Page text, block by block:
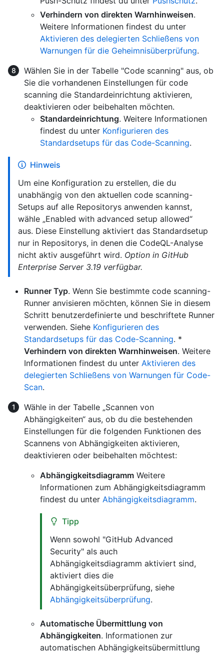
Verhindern von direkten Warnhinweisen.
Weitere Informationen findest du unter
Aktivieren des delegierten Schließens von
Warnungen für die Geheimnisüberprüfung.
Wählen Sie in der Tabelle "Code scanning" aus, ob
Sie die vorhandenen Einstellungen für code
scanning die Standardeinrichtung aktivieren,
deaktivieren oder beibehalten möchten.
Standardeinrichtung. Weitere Informationen
findest du unter Konfigurieren des
Standardsetups für das Code-Scanning.
Hinweis
Um eine Konfiguration zu erstellen, die du
unabhängig von den aktuellen code scanning-
Setups auf alle Repositorys anwenden kannst,
wähle „Enabled with advanced setup allowed“
aus. Diese Einstellung aktiviert das Standardsetup
nur in Repositorys, in denen die CodeQL-Analyse
nicht aktiv ausgeführt wird. Option in GitHub
Enterprise Server 3.19 verfügbar.
Runner Typ. Wenn Sie bestimmte code scanning-
Runner anvisieren möchten, können Sie in diesem
Schritt benutzerdefinierte und beschriftete Runner
verwenden. Siehe Konfigurieren des
Standardsetups für das Code-Scanning. *
Verhindern von direkten Warnhinweisen. Weitere
Informationen findest du unter Aktivieren des
delegierten Schließens von Warnungen für Code-
Scan.
Wähle in der Tabelle „Scannen von
Abhängigkeiten“ aus, ob du die bestehenden
Einstellungen für die folgenden Funktionen des
Scannens von Abhängigkeiten aktivieren,
deaktivieren oder beibehalten möchtest:
Abhängigkeitsdiagramm Weitere
Informationen zum Abhängigkeitsdiagramm
findest du unter Abhängigkeitsdiagramm.
Tipp
Wenn sowohl "GitHub Advanced
Security" als auch
Abhängigkeitsdiagramm aktiviert sind,
aktiviert dies die
Abhängigkeitsüberprüfung, siehe
Abhängigkeitsüberprüfung.
Automatische Übermittlung von
Abhängigkeiten. Informationen zur
automatischen Abhängigkeitsübermittlung